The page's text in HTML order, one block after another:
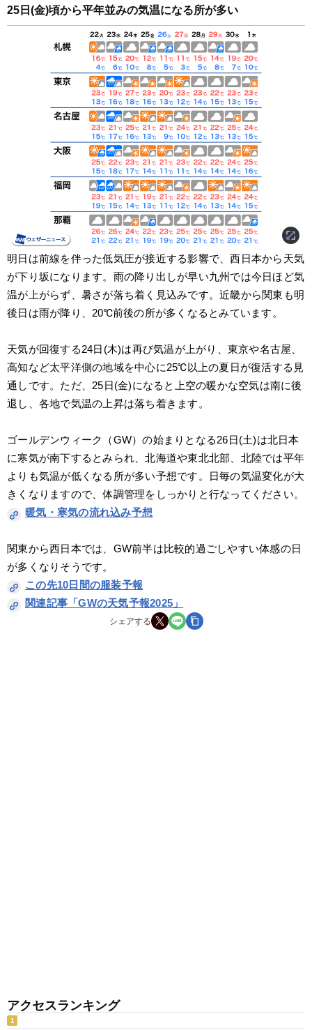
25日(金)頃から平年並みの気温になる所が多い
明日は前線を伴った低気圧が接近する影響で、西日本から天気
が下り坂になります。雨の降り出しが早い九州では今日ほど気
温が上がらず、暑さが落ち着く見込みです。近畿から関東も明
後日は雨が降り、20℃前後の所が多くなるとみています。
天気が回復する24日(木)は再び気温が上がり、東京や名古屋、
高知など太平洋側の地域を中心に25℃以上の夏日が復活する見
通しです。ただ、25日(金)になると上空の暖かな空気は南に後
退し、各地で気温の上昇は落ち着きます。
ゴールデンウィーク（GW）の始まりとなる26日(土)は北日本
に寒気が南下するとみられ、北海道や東北北部、北陸では平年
よりも気温が低くなる所が多い予想です。日毎の気温変化が大
きくなりますので、体調管理をしっかりと行なってください。
暖気・寒気の流れ込み予想
関東から西日本では、GW前半は比較的過ごしやすい体感の日
が多くなりそうです。
この先10日間の服装予報
関連記事「GWの天気予報2025」
シェアする
アクセスランキング
1